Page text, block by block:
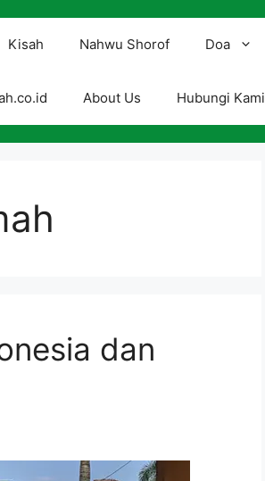
Kisah Nahwu Shorof Doa
About Us Hubungi Kami
dan